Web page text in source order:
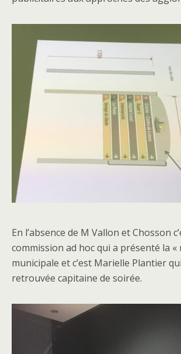
En l’absence de M Vallon et Chosson
commission ad hoc qui a présenté la «
municipale et c’est Marielle Plantier
retrouvée capitaine de soirée.